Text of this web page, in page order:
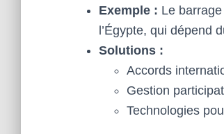
Exemple : Le
l’Égypte, qui dépend
Solutions :
Accords
Gestion
Technologies